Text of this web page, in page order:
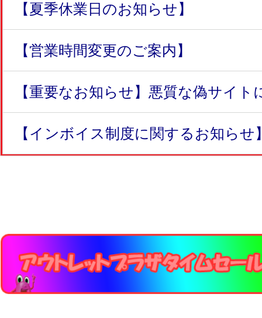
【夏季休業日のお知らせ】
【営業時間変更のご案内】
【重要なお知らせ】悪質な偽サイト
【インボイス制度に関するお知らせ